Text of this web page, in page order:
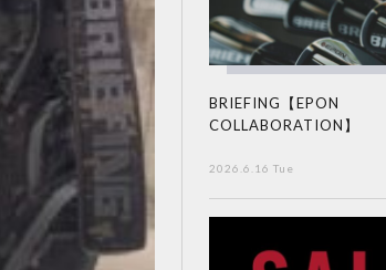
BRIEFING【EPON
COLLABORATION】
2026.6.16 Tue